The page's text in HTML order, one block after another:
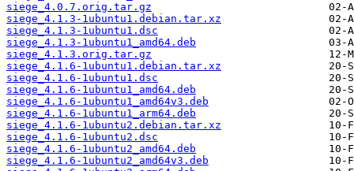
siege_4.0.7.orig.tar.gz
siege_4.1.3-1ubuntu1.debian.tar.xz
siege_4.1.3-1ubuntu1.dsc
siege_4.1.3-1ubuntu1_amd64.deb
siege_4.1.3.orig.tar.gz
siege_4.1.6-1ubuntu1.debian.tar.xz
siege_4.1.6-1ubuntu1.dsc
siege_4.1.6-1ubuntu1_amd64.deb
siege_4.1.6-1ubuntu1_amd64v3.deb
siege_4.1.6-1ubuntu1_arm64.deb
siege_4.1.6-1ubuntu2.debian.tar.xz
siege_4.1.6-1ubuntu2.dsc
siege_4.1.6-1ubuntu2_amd64.deb
siege_4.1.6-1ubuntu2_amd64v3.deb